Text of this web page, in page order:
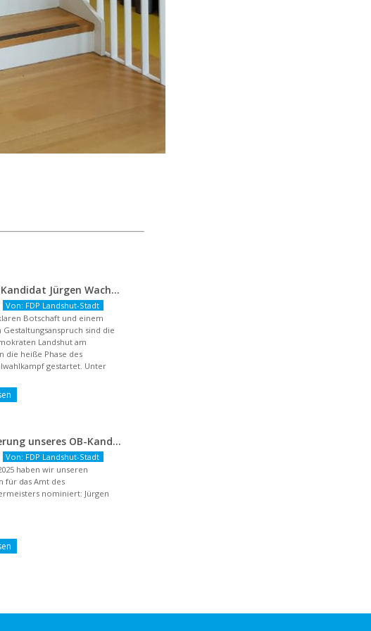
FDP-OB-Kandidat Jürgen Wachter: „Politik auf Pump ist unsozial“
Von: FDP Landshut-Stadt
Botschaft und einem
sind die
Landshut am
die heiße Phase des
gestartet. Unter
Nominierung unseres OB-Kandidaten
Von: FDP Landshut-Stadt
haben wir unseren
für das Amt des
nominiert: Jürgen